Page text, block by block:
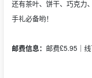
还有茶叶、饼干、巧克力
手礼必备哟！
邮费信息： 邮费£5.95｜